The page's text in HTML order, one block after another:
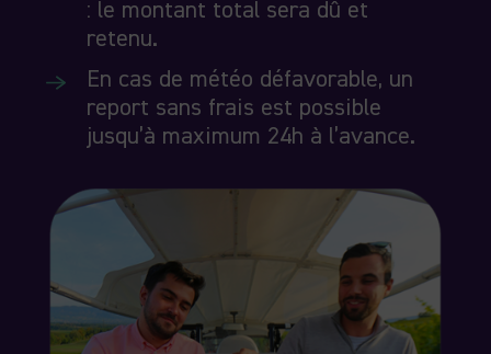
: le montant total sera dû et
retenu.
En cas de météo défavorable, un
report sans frais est possible
jusqu’à maximum 24h à l’avance.